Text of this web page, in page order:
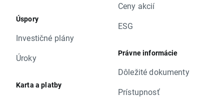
Úspory
Investičné plány
Úroky
Karta a platby
Ceny akcií
ESG
Právne informácie
Dôležité dokumenty
Prístupnosť